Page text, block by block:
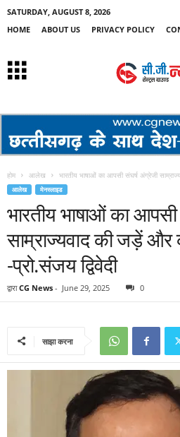
SATURDAY, AUGUST 8, 2026
HOME
ABOUT US PRIVACY POLICY
होम आलेख भारतीय भाषाओं का आपसी संघर्ष अंग्रेजी
आलेख मेनस्लाइड
भारतीय भाषाओं का
साम्राज्यवाद की जड़ें
-प्रो.संजय द्विवेदी
द्वारा CG News - June 29, 2025 0
साझा करना